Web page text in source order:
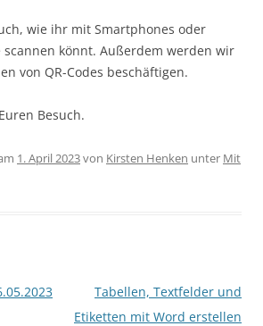
wie ihr mit Smartphones oder
scannen könnt. Außerdem werden wir
von QR-Codes beschäftigen.
Besuch.
1. April 2023von Kirsten Henken unter Mit
Tabellen, Textfelder und
Etiketten mit Word erstellen